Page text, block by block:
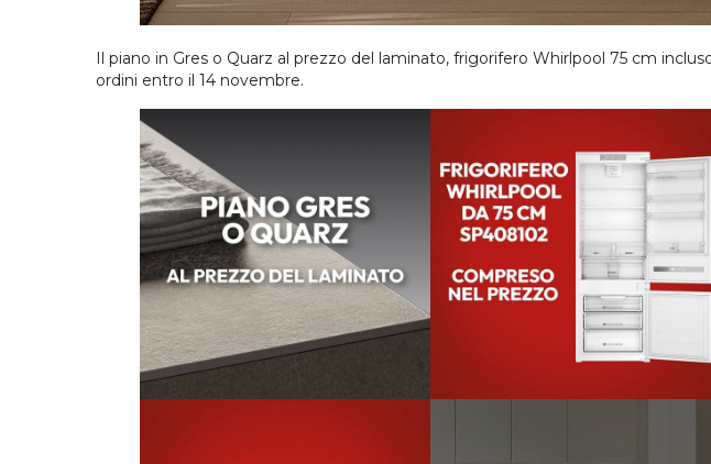
Il piano in Gres o Quarz al prezzo del laminato, frigorifero Whirlpool 75 cm
ordini entro il 14 novembre.